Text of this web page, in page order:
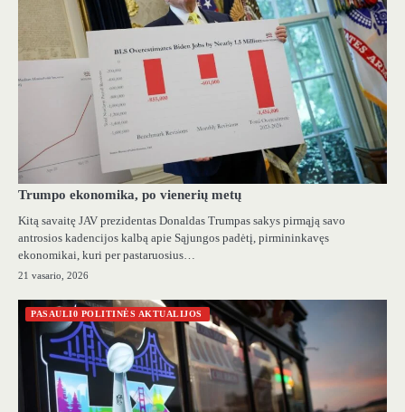
Trumpo ekonomika, po vienerių metų
Kitą savaitę JAV prezidentas Donaldas Trumpas sakys pirmąją savo
antrosios kadencijos kalbą apie Sąjungos padėtį, pirmininkavęs
ekonomikai, kuri per pastaruosius…
21 vasario, 2026
PASAULI0 POLITINĖS AKTUALIJOS